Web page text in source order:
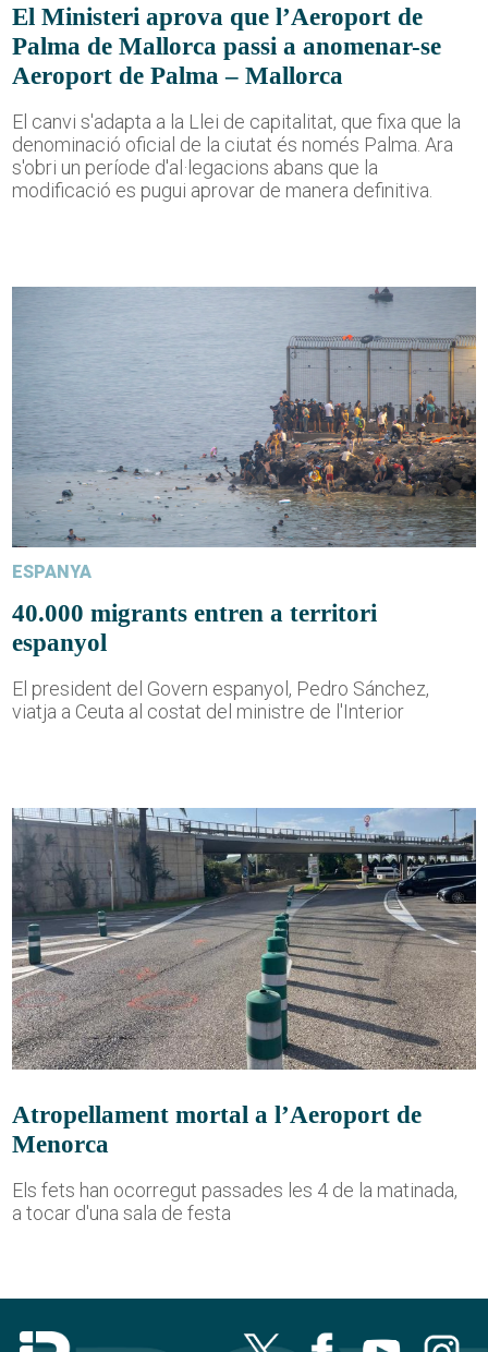
El Ministeri aprova que l’Aeroport de
Palma de Mallorca passi a anomenar-se
Aeroport de Palma – Mallorca
El canvi s'adapta a la Llei de capitalitat, que fixa que la
denominació oficial de la ciutat és només Palma. Ara
s'obri un període d'al·legacions abans que la
modificació es pugui aprovar de manera definitiva.
ESPANYA
40.000 migrants entren a territori
espanyol
El president del Govern espanyol, Pedro Sánchez,
viatja a Ceuta al costat del ministre de l'Interior
Atropellament mortal a l’Aeroport de
Menorca
Els fets han ocorregut passades les 4 de la matinada,
a tocar d'una sala de festa